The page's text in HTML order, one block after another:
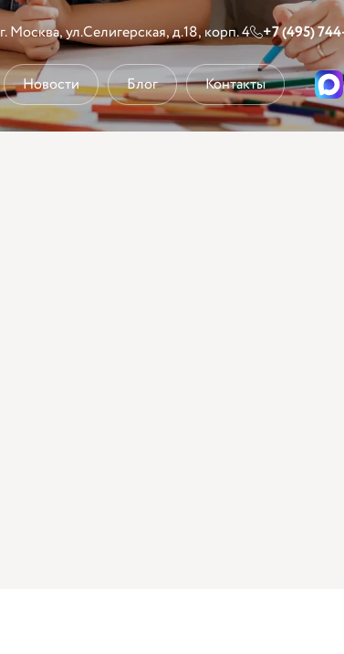
г. Москва, ул.Селигерская, д.18, корп. 4 +7 (495)
Новости Блог Контакты